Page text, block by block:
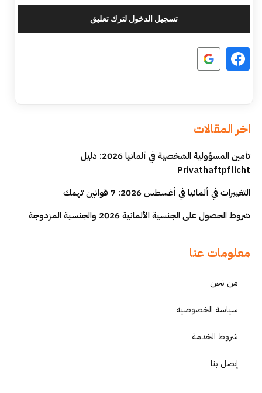
تسجيل الدخول لترك تعليق
اخر المقالات
تأمين المسؤولية الشخصية في ألمانيا 2026: دليل
Privathaftpflicht
التغييرات في ألمانيا في أغسطس 2026: 7 قوانين تهمك
شروط الحصول على الجنسية الألمانية 2026 والجنسية المزدوجة
معلومات عنا
من نحن
سياسة الخصوصية
شروط الخدمة
إتصل بنا